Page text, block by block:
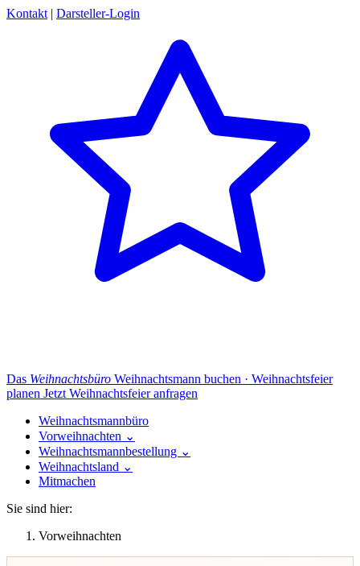
Kontakt | Darsteller-Login
Das Weihnachtsbüro Weihnachtsmann buchen · Weihnachtsfeier
planen Jetzt Weihnachtsfeier anfragen
Weihnachtsmannbüro
Vorweihnachten ⌄
Weihnachtsmannbestellung ⌄
Weihnachtsland ⌄
Mitmachen
Sie sind hier:
Vorweihnachten